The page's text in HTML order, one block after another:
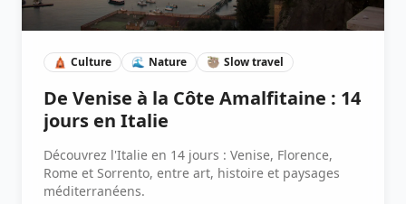
🛕 Culture 🌊 Nature 🦥 Slow travel
De Venise à la Côte Amalfitaine : 14
jours en Italie
Découvrez l'Italie en 14 jours : Venise, Florence,
Rome et Sorrento, entre art, histoire et paysages
méditerranéens.